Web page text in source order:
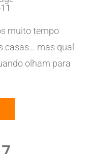
muito tempo
casas… mas qual
olham para